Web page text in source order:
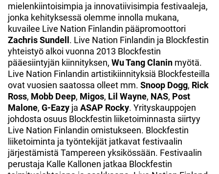
mielenkiintoisimpia ja innovatiivisimpia festivaaleja,
jonka kehityksessä olemme innolla mukana,
kuvailee Live Nation Finlandin pääpromoottori
Zachris Sundell . Live Nation Finlandin ja Blockfestin
yhteistyö alkoi vuonna 2013 Blockfestin
pääesiintyjän kiinnityksen, Wu Tang Clanin myötä.
Live Nation Finlandin artistikiinnityksiä Blockfesteilla
ovat vuosien saatossa olleet mm. Snoop Dogg, Rick
Ross, Mobb Deep, Migos, Lil Wayne, NAS, Post
Malone, G-Eazy ja ASAP Rocky. Yrityskauppojen
johdosta osuus Blockfestin liiketoiminnasta siirtyy
Live Nation Finlandin omistukseen. Blockfestin
liiketoiminta ja työntekijät jatkavat festivaalin
järjestämistä Tampereen yksikössään. Festivaalin
perustaja Kalle Kallonen jatkaa Blockfestin